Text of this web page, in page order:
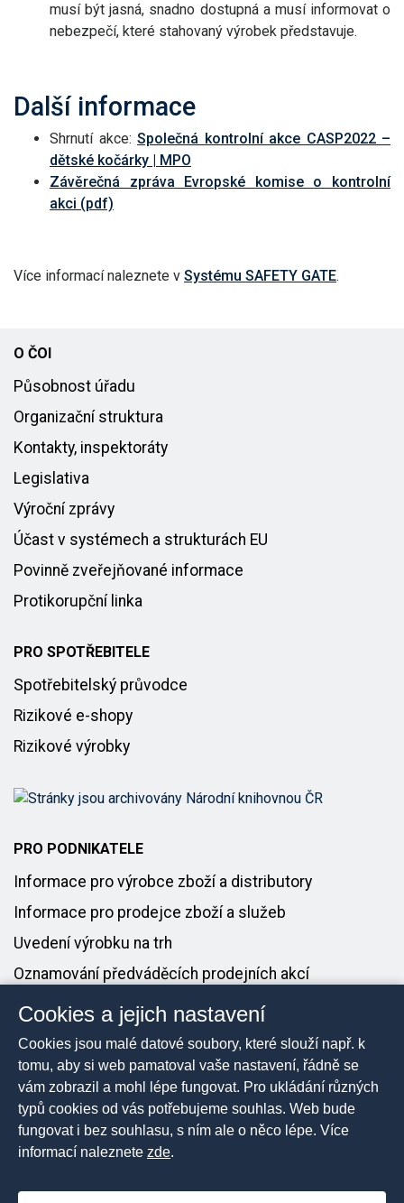
musí být jasná, snadno dostupná a musí informovat o
nebezpečí, které stahovaný výrobek představuje.
Další informace
Shrnutí akce: Společná kontrolní akce CASP2022 –
dětské kočárky | MPO
Závěrečná zpráva Evropské komise o kontrolní
akci (pdf)
Více informací naleznete v Systému SAFETY GATE.
O ČOI
Působnost úřadu
Organizační struktura
Kontakty, inspektoráty
Legislativa
Výroční zprávy
Účast v systémech a strukturách EU
Povinně zveřejňované informace
Protikorupční linka
PRO SPOTŘEBITELE
Spotřebitelský průvodce
Rizikové e-shopy
Rizikové výrobky
PRO PODNIKATELE
Informace pro výrobce zboží a distributory
Informace pro prodejce zboží a služeb
Uvedení výrobku na trh
Oznamování předváděcích prodejních akcí
PRO MÉDIA
Tiskové zprávy
Kontakt pro média
Cookies a jejich nastavení
Cookies jsou malé datové soubory, které slouží např. k
tomu, aby si web pamatoval vaše nastavení, řádně se
vám zobrazil a mohl lépe fungovat. Pro ukládání různých
typů cookies od vás potřebujeme souhlas. Web bude
fungovat i bez souhlasu, s ním ale o něco lépe. Více
informací naleznete zde.